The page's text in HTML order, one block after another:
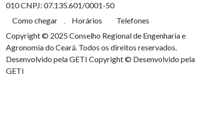
010CNPJ: 07.135.601/0001-50
Como chegar
Horários
Telefones
Copyright © 2025 Conselho Regional de Engenharia e
Agronomia do Ceará. Todos os direitos reservados.
Desenvolvido pela GETI Copyright © Desenvolvido pela
GETI